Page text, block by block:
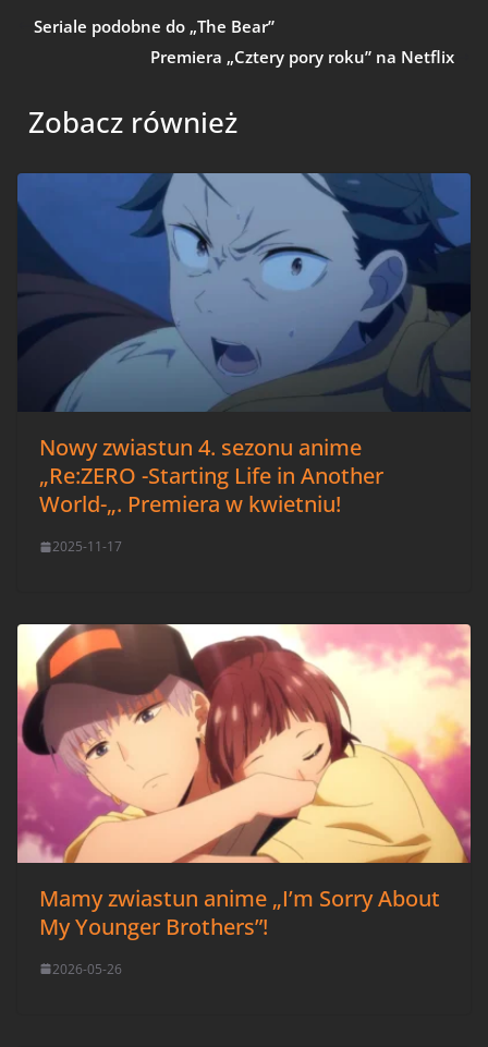
Seriale podobne do „The Bear”
Premiera „Cztery pory roku” na Netflix
Zobacz również
Nowy zwiastun 4. sezonu anime
„Re:ZERO -Starting Life in Another
World-„. Premiera w kwietniu!
2025-11-17
Mamy zwiastun anime „I’m Sorry About
My Younger Brothers”!
2026-05-26